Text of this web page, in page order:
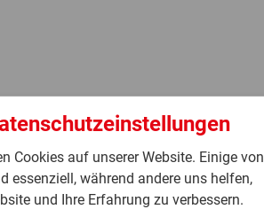
Cookies auf unserer Website. Einige von
essenziell, während andere uns helfen,
und Ihre Erfahrung zu verbessern.